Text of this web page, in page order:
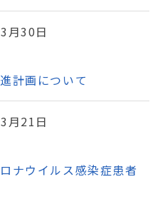
月30日
計画について
月21日
ナウイルス感染症患者